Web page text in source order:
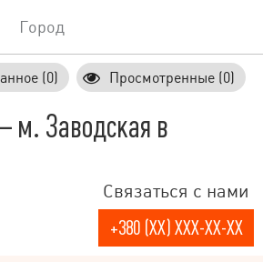
Город
(0) Просмотренные (0)
м. Заводская в
Связаться с нами
+380 (XX) XXX-XX-XX